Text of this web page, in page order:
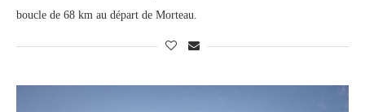
boucle de 68 km au départ de Morteau.